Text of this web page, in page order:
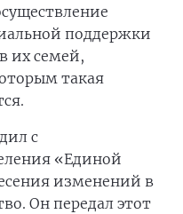
поддержки
их семей,
такая
с
«Единой
изменений в
Он передал этот